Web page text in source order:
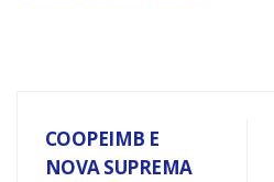
COOPEIMB E
NOVA SUPREMA